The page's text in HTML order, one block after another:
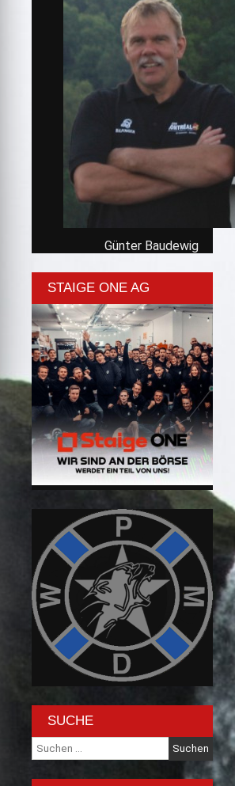
Günter Baudewig
STAIGE ONE AG
SUCHE
Suche
nach: